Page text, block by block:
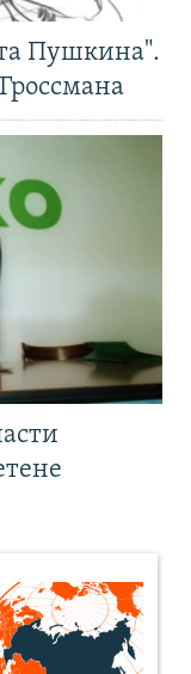
Пушкина".